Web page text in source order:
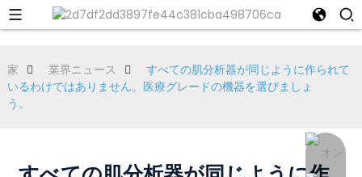
家 業界ニュース
すべての肌分析器が同じように作られて
いるわけではありません。医療グレードの機器を選びましょ
う。